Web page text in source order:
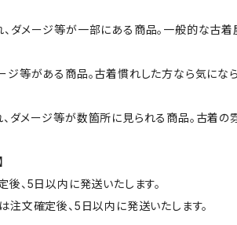
ダメージ等が一部にある商品。一般的な古着
ジ等がある商品。古着慣れした方なら気にな
ダメージ等が数箇所に見られる商品。古着の
後、5日以内に発送いたします。
注文確定後、5日以内に発送いたします。